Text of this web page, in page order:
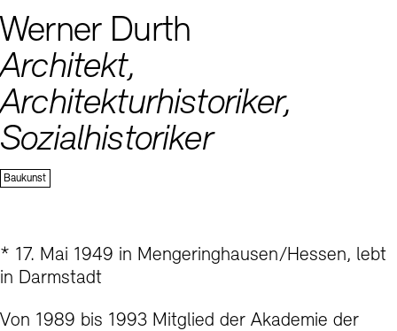
Newsletter Presse
Tickets und Preise Öffnungszeiten
Newsletter Presse
Kunstsektionen
Preise, Stipendien und Stiftung
Publikationen
Europäische Allianz der Akademien
JUNGE AKADEMIE
Studio für Elektroakustische Musik
SINN UND FORM
Gesellschaft der Freunde
Büro der öffentlichen Sache
Mediathek
schau depot architektur modelle
Vermietung Stellenangebote Presse
Ausstellungen & Veranstaltungen
Projekte
Publikationen
Abteilungen & Fachbereiche
Museen
Werner Durth
Architekt,
Architekturhistoriker,
Sozialhistoriker
Sektion
Baukunst
* 17. Mai 1949 in Mengeringhausen/Hessen, lebt
in Darmstadt
Von 1989 bis 1993 Mitglied der Akademie der